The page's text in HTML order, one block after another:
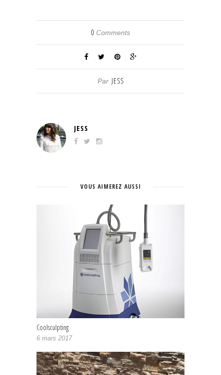
0 Comments
Par JESS
JESS
VOUS AIMEREZ AUSSI
Coolsculpting
6 mars 2017